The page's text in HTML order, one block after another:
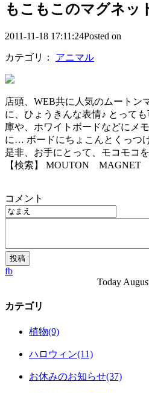
もこもこのマグネッ
2011-11-18 17:11:24Posted on
カテゴリ： アニマル
店頭、WEB共に人気のムートン
に、ひょうきんな表情♪ とって
庫や、ホワイトボードなどにメ
に… ボードにちょこんとくっつ
是非、お手にとって、モコモコ
【検索】 MOUTON MAGNET
Staff
コメント
fb
Today
カテゴリ
植物(9)
ハロウィン(11)
お休みのお知らせ(37)